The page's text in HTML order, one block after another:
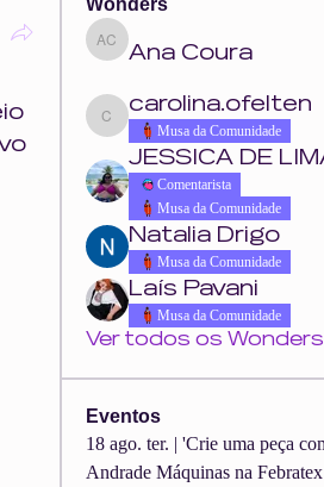
Ana Coura
Ana Coura
carolina.ofelten
carolina.ofelten
Musa da Comunidade
JESSICA DE
Comentarista
Musa da Comunidade
Natalia Drigo
Musa da Comunidade
Laís Pavani
Musa da Comunidade
Ver todos os
Eventos
18 ago. ter. | 'Crie uma peça
Andrade Máquinas na